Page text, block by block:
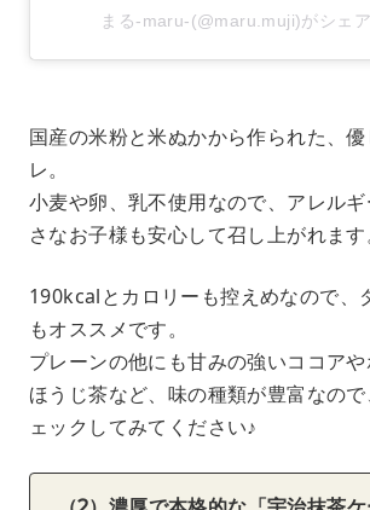
まる-maru-(@maru.muji)がシェ
国産の米粉と米ぬかから作られた、
レ。
小麦や卵、乳不使用なので、アレル
さなお子様も安心して召し上がれます
190kcalとカロリーも控えめなので、
もオススメです。
プレーンの他にも甘みの強いココア
ほうじ茶など、味の種類が豊富なの
ェックしてみてください♪